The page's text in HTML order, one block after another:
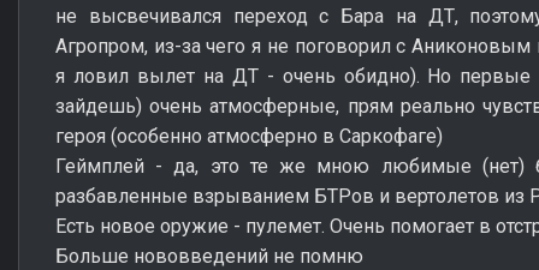
не высвечивался переход с Бара на ДТ,
Агропром, из-за чего я не поговорил с
я ловил вылет на ДТ - очень обидно). Но первые
зайдешь) очень атмосферные, прям реально
героя (особенно атмосферно в Саркофаге)
Геймплей - да, это те же мною любимые (нет)
разбавленные взрыванием БТРов и вертолетов из
Есть новое оружие - пулемет. Очень помогает в
Больше нововведений не помню